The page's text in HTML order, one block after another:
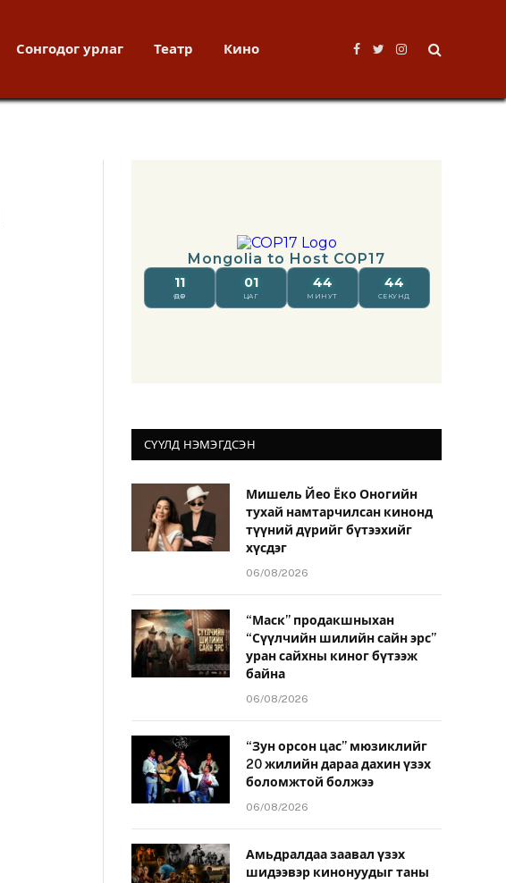
Сонгодог урлаг Театр Кино
Facebook
TwitterInstagram
СҮҮЛД НЭМЭГДСЭН
Мишель Йео Ёко Оногийн
тухай намтарчилсан кинонд
түүний дүрийг бүтээхийг
хүсдэг
06/08/2026
“Маск” продакшныхан
“Сүүлчийн шилийн сайн эрс”
уран сайхны киног бүтээж
байна
06/08/2026
“Зун орсон цас” мюзиклийг
20 жилийн дараа дахин үзэх
боломжтой болжээ
06/08/2026
Амьдралдаа заавал үзэх
шидээвэр кинонуудыг таны